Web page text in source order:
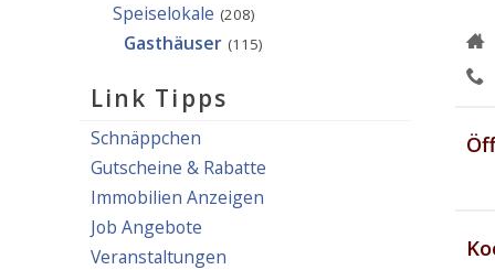
Speiselokale (208)
Gasthäuser (115)
Link Tipps
Schnäppchen
Gutscheine & Rabatte
Immobilien Anzeigen
Job Angebote
Veranstaltungen